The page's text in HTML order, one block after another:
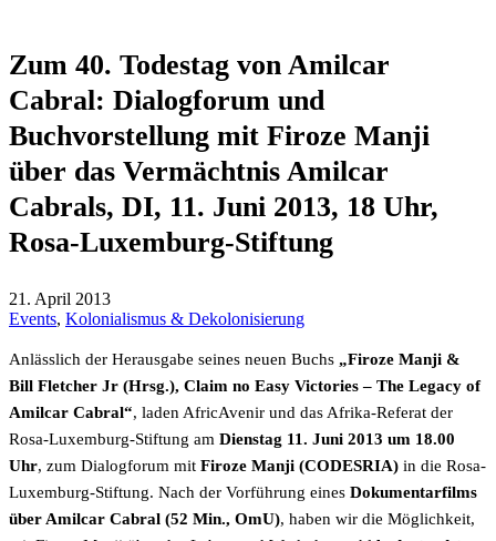
Zum 40. Todestag von Amilcar
Cabral: Dialogforum und
Buchvorstellung mit Firoze Manji
über das Vermächtnis Amilcar
Cabrals, DI, 11. Juni 2013, 18 Uhr,
Rosa-Luxemburg-Stiftung
21. April 2013
Events, Kolonialismus & Dekolonisierung
Anlässlich der Herausgabe seines neuen Buchs „Firoze Manji &
Bill Fletcher Jr (Hrsg.), Claim no Easy Victories – The Legacy of
Amilcar Cabral“, laden AfricAvenir und das Afrika-Referat der
Rosa-Luxemburg-Stiftung am Dienstag 11. Juni 2013 um 18.00
Uhr, zum Dialogforum mit Firoze Manji (CODESRIA) in die Rosa-
Luxemburg-Stiftung. Nach der Vorführung eines Dokumentarfilms
über Amilcar Cabral (52 Min., OmU), haben wir die Möglichkeit,